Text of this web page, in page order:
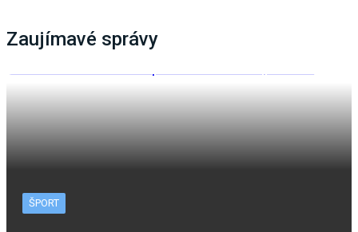
Zaujímavé správy
ŠPORT